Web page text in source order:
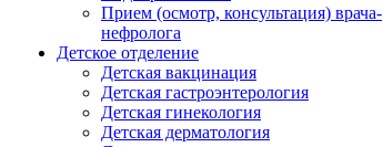
Прием (осмотр, консультация) врача-
нефролога
Детское отделение
Детская вакцинация
Детская гастроэнтерология
Детская гинекология
Детская дерматология